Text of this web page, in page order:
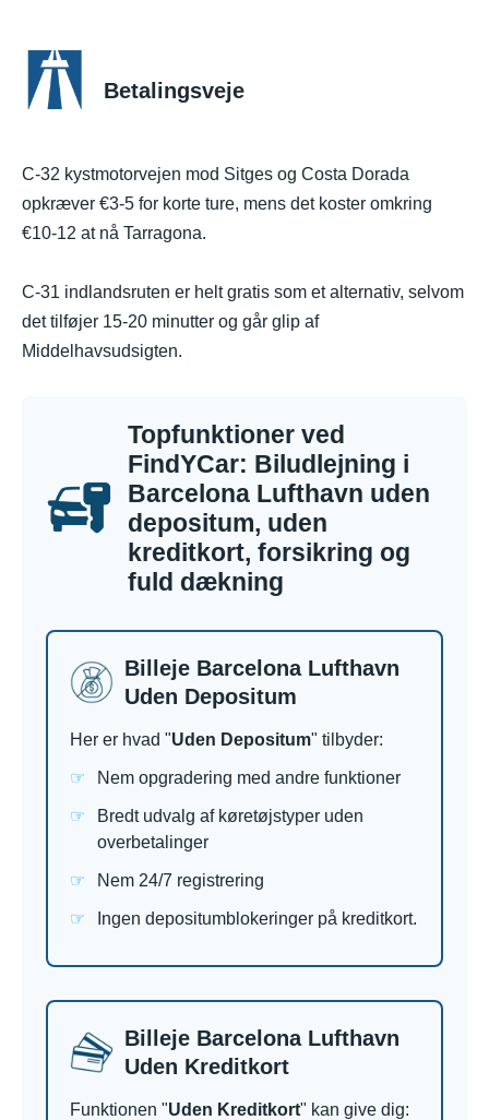
Betalingsveje
C-32 kystmotorvejen mod Sitges og Costa Dorada
opkræver €3-5 for korte ture, mens det koster omkring
€10-12 at nå Tarragona.
C-31 indlandsruten er helt gratis som et alternativ, selvom
det tilføjer 15-20 minutter og går glip af
Middelhavsudsigten.
Topfunktioner ved
FindYCar: Biludlejning i
Barcelona Lufthavn uden
depositum, uden
kreditkort, forsikring og
fuld dækning
Billeje Barcelona Lufthavn
Uden Depositum
Her er hvad "Uden Depositum" tilbyder:
Nem opgradering med andre funktioner
Bredt udvalg af køretøjstyper uden
overbetalinger
Nem 24/7 registrering
Ingen depositumblokeringer på kreditkort.
Billeje Barcelona Lufthavn
Uden Kreditkort
Funktionen "Uden Kreditkort" kan give dig: